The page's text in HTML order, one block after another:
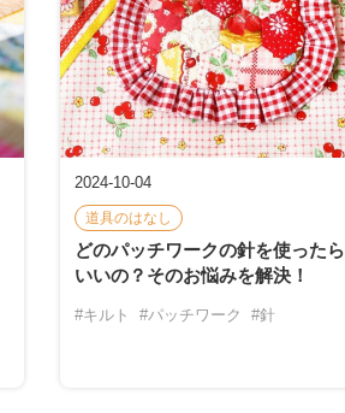
2024-10-04
道具のはなし
どのパッチワークの針を使ったら
いいの？そのお悩みを解決！
#キルト #パッチワーク #針